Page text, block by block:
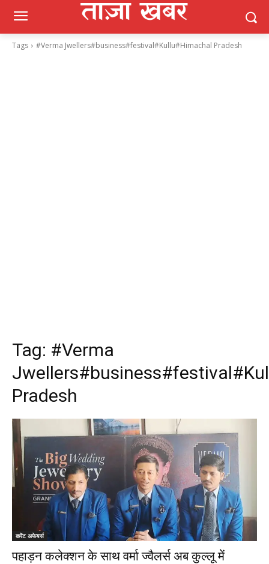
Tags #Verma Jwellers#business#festival#Kullu#Himachal Pradesh
Tag: #Verma
Pradesh
करेंट अफेयर्स
पहाड़न कलेक्शन के साथ वर्मा ज्वैलर्स अब कुल्लू में